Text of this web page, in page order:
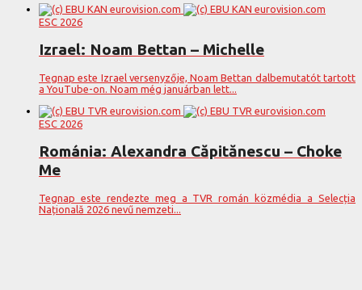
ESC 2026
Izrael: Noam Bettan – Michelle
Tegnap este Izrael versenyzője, Noam Bettan dalbemutatót tartott
a YouTube-on. Noam még januárban lett...
ESC 2026
Románia: Alexandra Căpitănescu – Choke
Me
Tegnap este rendezte meg a TVR román közmédia a Selecția
Națională 2026 nevű nemzeti...